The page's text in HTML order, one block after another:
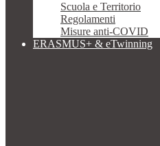
Scuola e Territorio
Regolamenti
Misure anti-COVID
ERASMUS+ & eTwinning